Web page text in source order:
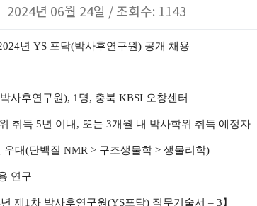
2024년 06월 24일 / 조회수: 1143
년 YS 포닥(박사후연구원) 공개 채용
사후연구원), 1명, 충북 KBSI 오창센터
취득 5년 이내, 또는 3개월 내 박사학위 취득 예정자
우대(단백질 NMR > 구조생물학 > 생물리학)
연구
년 제1차 박사후연구원(YS포닥) 직무기술서 – 3】